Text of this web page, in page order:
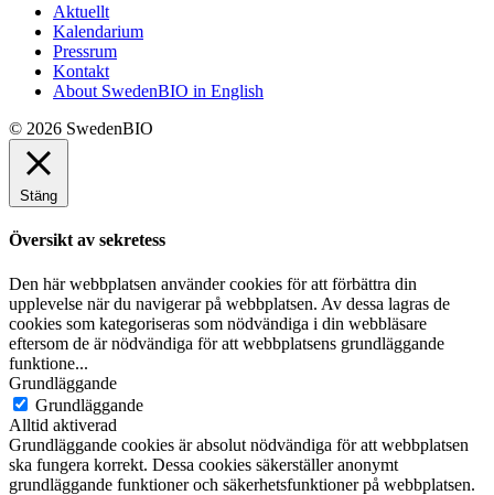
Aktuellt
Kalendarium
Pressrum
Kontakt
About SwedenBIO in English
© 2026 SwedenBIO
Stäng
Översikt av sekretess
Den här webbplatsen använder cookies för att förbättra din
upplevelse när du navigerar på webbplatsen. Av dessa lagras de
cookies som kategoriseras som nödvändiga i din webbläsare
eftersom de är nödvändiga för att webbplatsens grundläggande
funktione...
Grundläggande
Grundläggande
Alltid aktiverad
Grundläggande cookies är absolut nödvändiga för att webbplatsen
ska fungera korrekt. Dessa cookies säkerställer anonymt
grundläggande funktioner och säkerhetsfunktioner på webbplatsen.